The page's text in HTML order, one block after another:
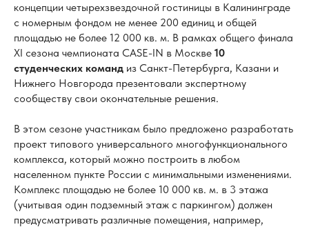
концепции четырехзвездочной гостиницы в Калининграде
с номерным фондом не менее 200 единиц и общей
площадью не более 12 000 кв. м. В рамках общего финала
XI сезона чемпионата CASE-IN в Москве 10
студенческих команд из Санкт-Петербурга, Казани и
Нижнего Новгорода презентовали экспертному
сообществу свои окончательные решения.
В этом сезоне участникам было предложено разработать
проект типового универсального многофункционального
комплекса, который можно построить в любом
населенном пункте России с минимальными изменениями.
Комплекс площадью не более 10 000 кв. м. в 3 этажа
(учитывая один подземный этаж с паркингом) должен
предусматривать различные помещения, например,